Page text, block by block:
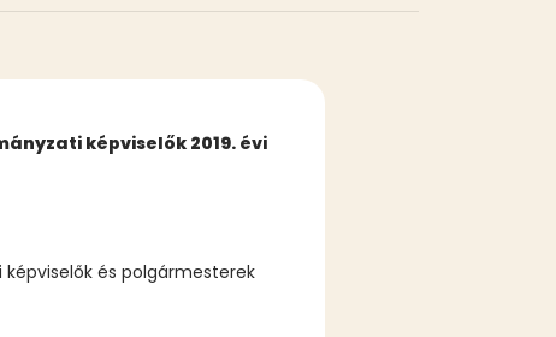
képviselők 2019. évi
és polgármesterek